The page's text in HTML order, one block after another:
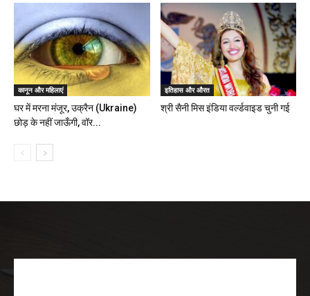
कानून और महिलाएं
घर में मरना मंजूर, उक्रैन (Ukraine)
छोड़ के नहीं जाऊँगी, वॉर...
इतिहास और औरत
श्री सैनी मिस इंडिया वर्ल्डवाइड चुनी गई